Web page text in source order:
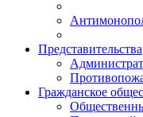
Представительства
Гражданское